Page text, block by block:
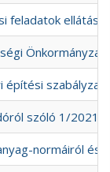
feladatok
építési
szóló 1/2021.
normáiról